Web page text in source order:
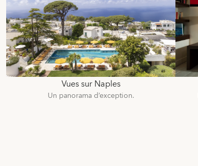
Vues sur Naples
Un panorama d’exception.